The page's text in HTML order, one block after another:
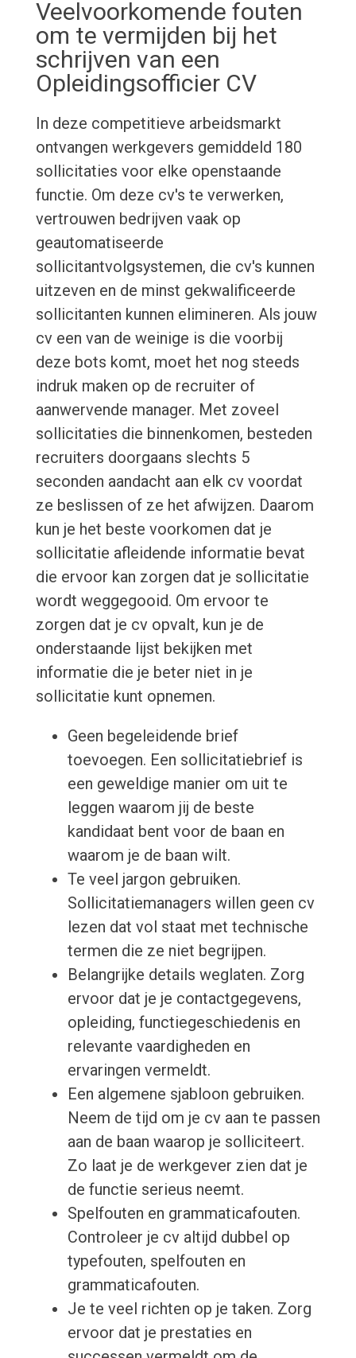
Veelvoorkomende fouten
om te vermijden bij het
schrijven van een
Opleidingsofficier CV
In deze competitieve arbeidsmarkt
ontvangen werkgevers gemiddeld 180
sollicitaties voor elke openstaande
functie. Om deze cv's te verwerken,
vertrouwen bedrijven vaak op
geautomatiseerde
sollicitantvolgsystemen, die cv's kunnen
uitzeven en de minst gekwalificeerde
sollicitanten kunnen elimineren. Als jouw
cv een van de weinige is die voorbij
deze bots komt, moet het nog steeds
indruk maken op de recruiter of
aanwervende manager. Met zoveel
sollicitaties die binnenkomen, besteden
recruiters doorgaans slechts 5
seconden aandacht aan elk cv voordat
ze beslissen of ze het afwijzen. Daarom
kun je het beste voorkomen dat je
sollicitatie afleidende informatie bevat
die ervoor kan zorgen dat je sollicitatie
wordt weggegooid. Om ervoor te
zorgen dat je cv opvalt, kun je de
onderstaande lijst bekijken met
informatie die je beter niet in je
sollicitatie kunt opnemen.
Geen begeleidende brief
toevoegen. Een sollicitatiebrief is
een geweldige manier om uit te
leggen waarom jij de beste
kandidaat bent voor de baan en
waarom je de baan wilt.
Te veel jargon gebruiken.
Sollicitatiemanagers willen geen cv
lezen dat vol staat met technische
termen die ze niet begrijpen.
Belangrijke details weglaten. Zorg
ervoor dat je je contactgegevens,
opleiding, functiegeschiedenis en
relevante vaardigheden en
ervaringen vermeldt.
Een algemene sjabloon gebruiken.
Neem de tijd om je cv aan te passen
aan de baan waarop je solliciteert.
Zo laat je de werkgever zien dat je
de functie serieus neemt.
Spelfouten en grammaticafouten.
Controleer je cv altijd dubbel op
typefouten, spelfouten en
grammaticafouten.
Je te veel richten op je taken. Zorg
ervoor dat je prestaties en